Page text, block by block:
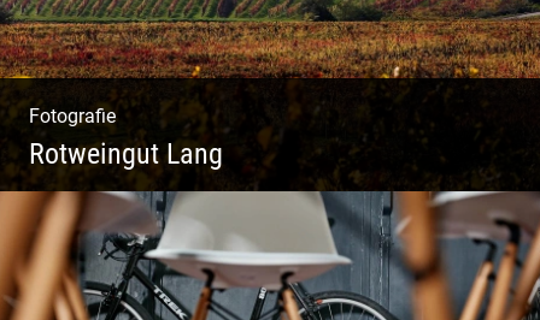
Fotografie
Rotweingut Lang
Rotweine aus Österreich | Genussvolle
Weinprobe | Herbstliche Weinberge | Uriger
Weinkeller